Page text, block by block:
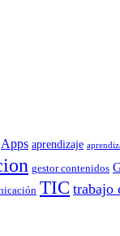
Apps aprendizaje
gestor contenidos
TIC trabajo